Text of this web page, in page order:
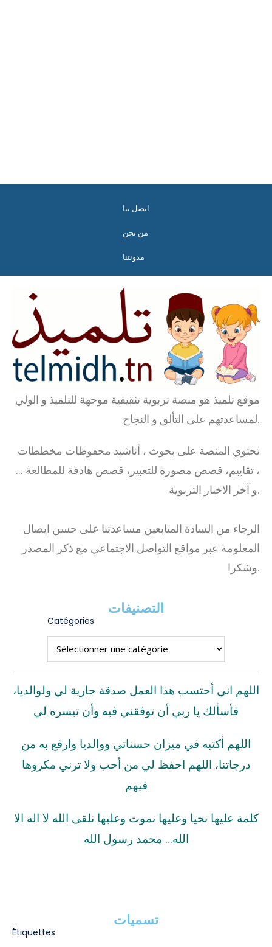
اتصل بنا
من نحن
مدونتنا
موقع تلميذ هو منصة تربوية تثقيفية موجهة للتلميذ و الولي
لمساعدتهم على التألق و النجاح.
تحتوي المنصة على بحوث ، أناشيد محفوظات مخططات
، تقاييم، قصص مصورة للتعبير، قصص هادفة للمطالعة …
و آخر الاخبار التربوية.
الرجاء من السادة المتابعين مساعدتنا على حسن ايصال
المعلومة عبر مواقع التواصل الاجتماعي مع ذكر المصدر
وشكرا.
التصنيفات
Catégories
اللهم اني أحتسب هذا العمل صدقة جارية لي ولوالديا،
فأسألك يا ربي أن توفقني فيه وأن تيسره لي
اللهم أكتبه في ميزان حسناتي ووالديا وارفع به من
درجاتنا، اللهم احفظ لي من أحب ولا ترني مكروها
فيهم
كلمة عليها نحيا وعليها نموت وعليها نلقى الله لا اله الا
الله… محمد رسول الله
تسميات
Étiquettes